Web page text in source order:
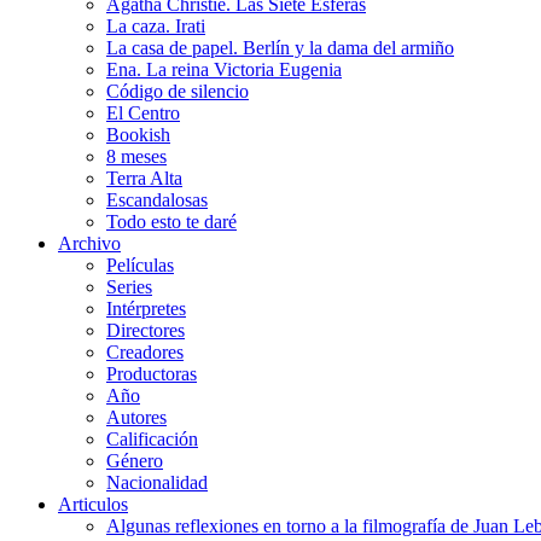
Agatha Christie. Las Siete Esferas
La caza. Irati
La casa de papel. Berlín y la dama del armiño
Ena. La reina Victoria Eugenia
Código de silencio
El Centro
Bookish
8 meses
Terra Alta
Escandalosas
Todo esto te daré
Archivo
Películas
Series
Intérpretes
Directores
Creadores
Productoras
Año
Autores
Calificación
Género
Nacionalidad
Articulos
Algunas reflexiones en torno a la filmografía de Juan